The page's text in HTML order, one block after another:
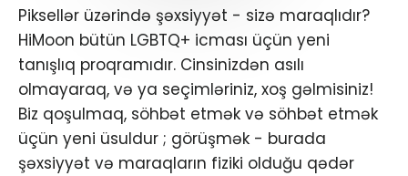
Piksellər üzərində şəxsiyyət - sizə maraqlıdır?
HiMoon bütün LGBTQ+ icması üçün yeni
tanışlıq proqramıdır. Cinsinizdən asılı
olmayaraq, və ya seçimləriniz, xoş gəlmisiniz!
Biz qoşulmaq, söhbət etmək və söhbət etmək
üçün yeni üsuldur ; görüşmək - burada
şəxsiyyət və maraqların fiziki olduğu qədər